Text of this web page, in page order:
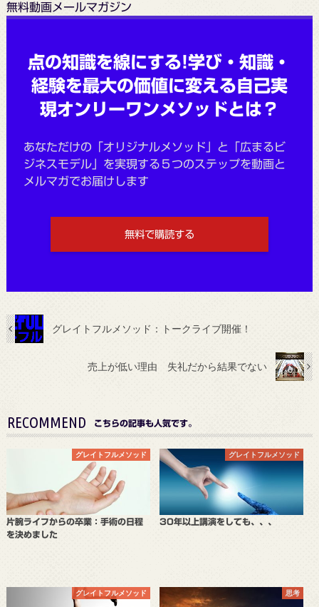
無料動画メールマガジン
点の知識を線にする!学び・知識・
経験を最大の価値に変える自己実
現オンリーワンメソッドとは？
あなただけの「オリジナルメソッド」と「広まるビ
ジネスモデル」を実現する５つのステップを動画と
メルマガでお届けします
無料で購読する
グレイトフルメソッド：トークライブ開催！
売上が低い理由 失礼だから結果でない
RECOMMEND こちらの記事も人気です。
グレイトフルメソッド
片腕ライフからの卒業：手術の日程
を決めました
グレイトフルメソッド
30年以上講演をしても、、、
グレイトフルメソッド 思考